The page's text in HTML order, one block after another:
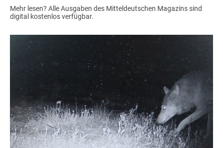
Mehr lesen? Alle Ausgaben des Mitteldeutschen Magazins sind
digital kostenlos verfügbar.